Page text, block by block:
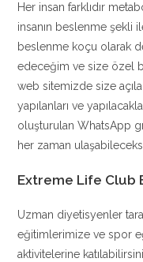
Her insan farklıdır
insanın beslenme şekli
beslenme koçu olarak
edeceğim ve size özel
web sitemizde size
yapılanları ve
oluşturulan WhatsApp
her zaman
Extreme Life Club
Uzman diyetisyenler
eğitimlerimize ve spor
aktivitelerine